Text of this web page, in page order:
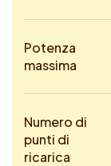
Potenza
massima
Numero di
punti di
ricarica